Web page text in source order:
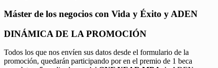
Máster de los negocios con Vida y Éxito y ADEN
DINÁMICA DE LA PROMOCIÓN
Todos los que nos envíen sus datos desde el formulario de la
promoción, quedarán participando por en el premio de 1 beca